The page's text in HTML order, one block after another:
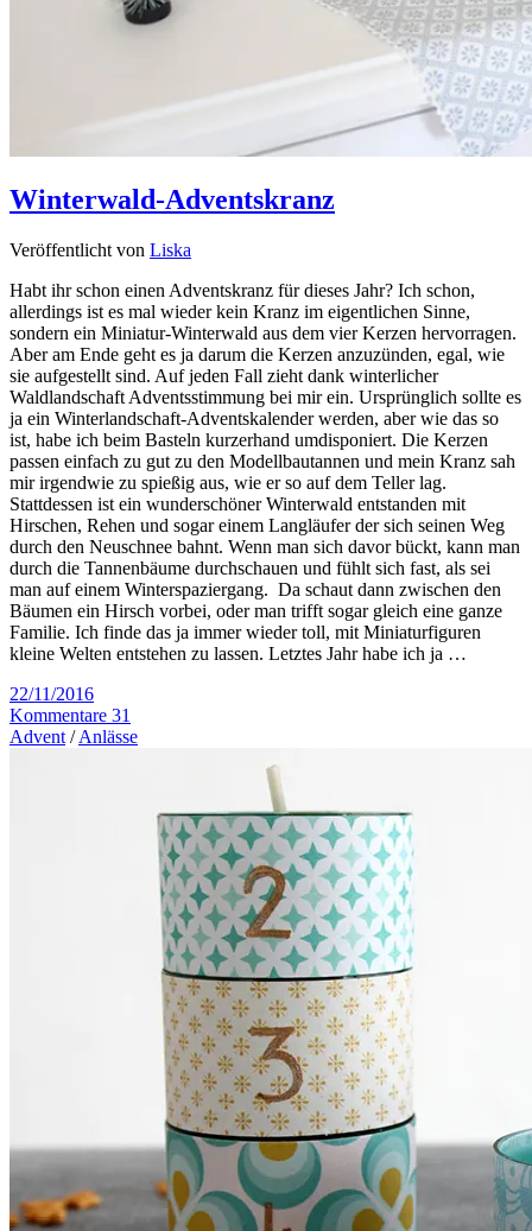
Winterwald-Adventskranz
Veröffentlicht von Liska
Habt ihr schon einen Adventskranz für dieses Jahr? Ich schon,
allerdings ist es mal wieder kein Kranz im eigentlichen Sinne,
sondern ein Miniatur-Winterwald aus dem vier Kerzen hervorragen.
Aber am Ende geht es ja darum die Kerzen anzuzünden, egal, wie
sie aufgestellt sind. Auf jeden Fall zieht dank winterlicher
Waldlandschaft Adventsstimmung bei mir ein. Ursprünglich sollte es
ja ein Winterlandschaft-Adventskalender werden, aber wie das so
ist, habe ich beim Basteln kurzerhand umdisponiert. Die Kerzen
passen einfach zu gut zu den Modellbautannen und mein Kranz sah
mir irgendwie zu spießig aus, wie er so auf dem Teller lag.
Stattdessen ist ein wunderschöner Winterwald entstanden mit
Hirschen, Rehen und sogar einem Langläufer der sich seinen Weg
durch den Neuschnee bahnt. Wenn man sich davor bückt, kann man
durch die Tannenbäume durchschauen und fühlt sich fast, als sei
man auf einem Winterspaziergang. Da schaut dann zwischen den
Bäumen ein Hirsch vorbei, oder man trifft sogar gleich eine ganze
Familie. Ich finde das ja immer wieder toll, mit Miniaturfiguren
kleine Welten entstehen zu lassen. Letztes Jahr habe ich ja …
22/11/2016
Kommentare 31
Advent /Anlässe